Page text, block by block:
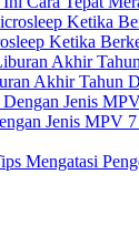
Ketika
Akhir Tahun
Jenis MPV 7
Mengatasi